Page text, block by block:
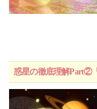
惑星の徹底理解Part②